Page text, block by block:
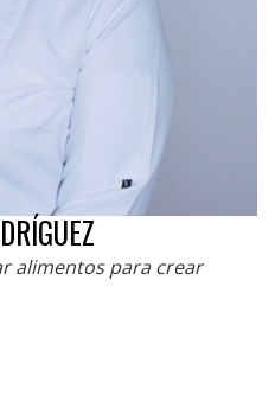
alimentos para crear